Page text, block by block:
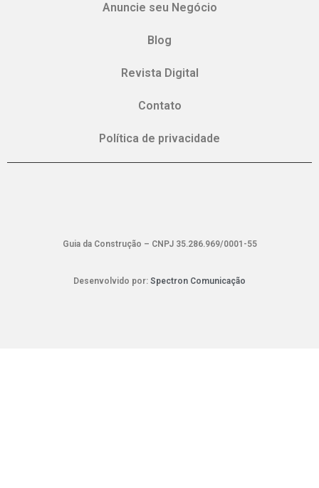
Anuncie seu Negócio
Blog
Revista Digital
Contato
Política de privacidade
Guia da Construção – CNPJ 35.286.969/0001-55
Desenvolvido por: Spectron Comunicação